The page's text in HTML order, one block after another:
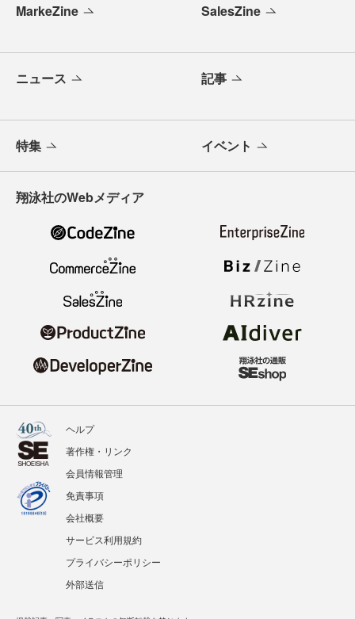
MarkeZine SalesZine
ニュース 記事
特集 イベント
翔泳社のWebメディア
ヘルプ
著作権・リンク
会員情報管理
免責事項
会社概要
サービス利用規約
プライバシーポリシー
外部送信